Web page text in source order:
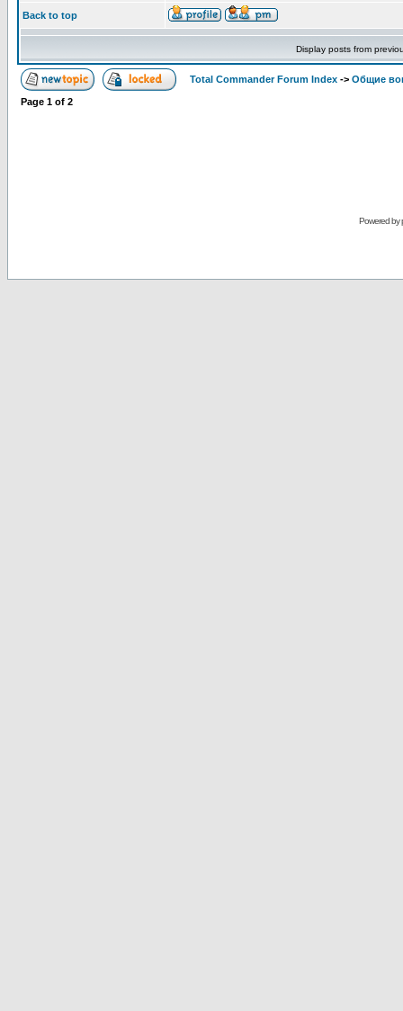
Back to top
Display posts from
Total Commander Forum Index -> Общие
Page 1 of 2
Powered by